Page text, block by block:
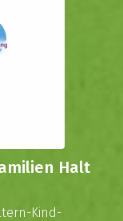
Halt
Kind-